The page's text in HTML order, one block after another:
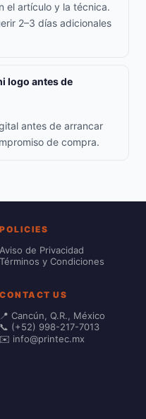
el artículo y la técnica.
2–3 días adicionales
logo antes de
antes de arrancar
de compra.
POLICIES
Aviso de Privacidad
Términos y Condiciones
CONTACT US
📍 Cancún, Q.R., México
📞 (+52) 998-217-7013
✉️ info@printec.mx